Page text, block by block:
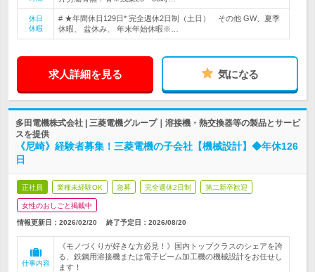
休日
休暇
# ★年間休日129日* 完全週休2日制（土日） その他 GW、夏季
休暇、 盆休み、 年末年始休暇※…
求人詳細を見る 気になる
多田電機株式会社 | 三菱電機グループ｜溶接機・熱交換器等の製品とサービ
スを提供
《尼崎》経験者募集！三菱電機の子会社【機械設計】◆年休126
日
正社員 業種未経験OK 急募 完全週休2日制 第二新卒歓迎
女性のおしごと掲載中
情報更新日：2026/02/20 終了予定日： 2026/08/20
仕事内容
《モノづくりが好きな方必見！》国内トップクラスのシェアを誇
る、鉄鋼用溶接機または電子ビーム加工機の機械設計をお任せし
ます！